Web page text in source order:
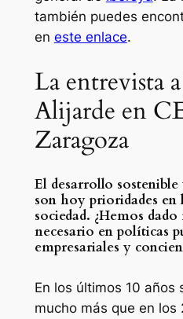
también puedes
en este enlace.
La entrevista a
Alijarde en
Zaragoza
El desarrollo
son hoy prioridades
sociedad. ¿Hemos
necesario en políticas
empresariales y
En los últimos 10 años
mucho más que en